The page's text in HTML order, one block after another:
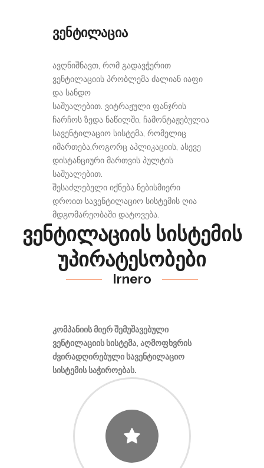
ვენტილაცია
ავღნიშნავთ, რომ გადავჭერით
ვენტილაციის პრობლემა ძალიან იაფი
და სანდო
საშუალებით. ვიტრაჟული ფანჯრის
ჩარჩოს ზედა ნაწილში, ჩამონტაჟებულია
სავენტილაციო სისტემა, რომელიც
იმართება,როგორც აპლიკაციის, ასევე
დისტანციური მართვის პულტის
საშუალებით.
შესაძლებელი იქნება ნებისმიერი
დროით სავენტილაციო სისტემის ღია
მდგომარეობაში დატოვება.
ვენტილაციის სისტემის
უპირატესობები
Irnero
კომპანიის მიერ შემუშავებული
ვენტილაციის სისტემა, აღმოფხვრის
ძვირადღირებული სავენტილაციო
სისტემის საჭიროებას.